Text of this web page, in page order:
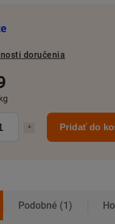
Pridať do
doručenia
Podobné (1)